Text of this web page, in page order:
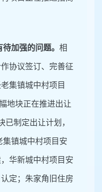
加强的问题。 相
协议签订、完善征
集镇城中村项目
地块正在推进出让
已制定出让计划，
镇城中村项目安
华新城中村项目安
定；朱家角旧住房